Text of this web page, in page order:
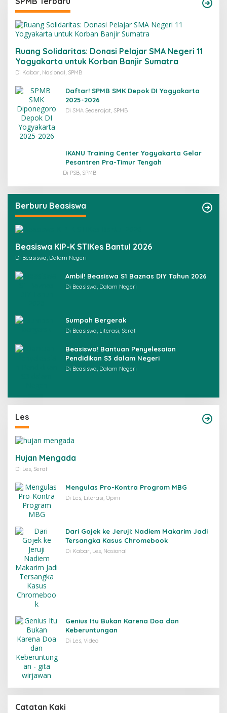
Ruang Solidaritas: Donasi Pelajar SMA Negeri 11
Yogyakarta untuk Korban Banjir Sumatra
Di Kabar, Nasional, SPMB
Daftar! SPMB SMK Depok DI Yogyakarta
2025-2026
Di SMA Sederajat, SPMB
IKANU Training Center Yogyakarta Gelar
Pesantren Pra-Timur Tengah
Di PSB, SPMB
Berburu Beasiswa
Beasiswa KIP-K STIKes Bantul 2026
Di Beasiswa, Dalam Negeri
Ambil! Beasiswa S1 Baznas DIY Tahun 2026
Di Beasiswa, Dalam Negeri
Sumpah Bergerak
Di Beasiswa, Literasi, Serat
Beasiswa! Bantuan Penyelesaian
Pendidikan S3 dalam Negeri
Di Beasiswa, Dalam Negeri
Les
Hujan Mengada
Di Les, Serat
Mengulas Pro-Kontra Program MBG
Di Les, Literasi, Opini
Dari Gojek ke Jeruji: Nadiem Makarim Jadi
Tersangka Kasus Chromebook
Di Kabar, Les, Nasional
Genius Itu Bukan Karena Doa dan
Keberuntungan
Di Les, Video
Catatan Kaki